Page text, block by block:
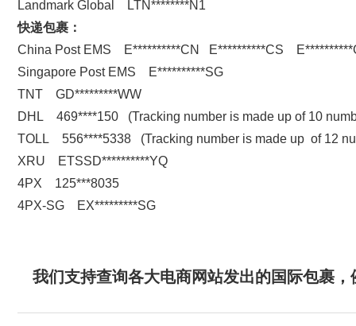
Landmark Global LTN********N1
快递包裹：
China Post EMS E**********CN E**********CS
Singapore Post EMS E**********SG
TNT GD*********WW
DHL 469****150 (Tracking number is made up of 10
TOLL 556****5338 (Tracking number is made up of 12
XRU ETSSD**********YQ
4PX 125***8035
4PX-SG EX*********SG
我们支持查询各大电商网站发出的国际包裹，